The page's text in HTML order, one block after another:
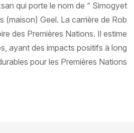
qui porte le nom de “ Simogyet
(maison) Geel. La carrière de Rob
des Premières Nations. Il estime
ayant des impacts positifs à long
pour les Premières Nations.